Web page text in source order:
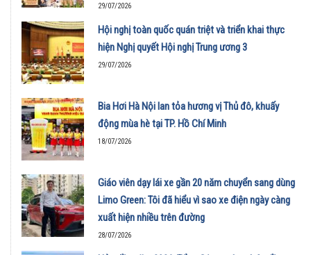
29/07/2026
Hội nghị toàn quốc quán triệt và triển khai thực
hiện Nghị quyết Hội nghị Trung ương 3
29/07/2026
Bia Hơi Hà Nội lan tỏa hương vị Thủ đô, khuấy
động mùa hè tại TP. Hồ Chí Minh
18/07/2026
Giáo viên dạy lái xe gần 20 năm chuyển sang dùng
Limo Green: Tôi đã hiểu vì sao xe điện ngày càng
xuất hiện nhiều trên đường
28/07/2026